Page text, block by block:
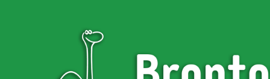
Brontosaurus